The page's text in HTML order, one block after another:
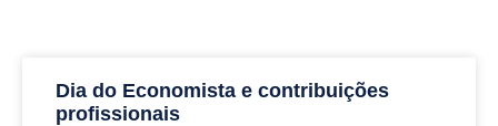
Dia do Economista e contribuições
profissionais